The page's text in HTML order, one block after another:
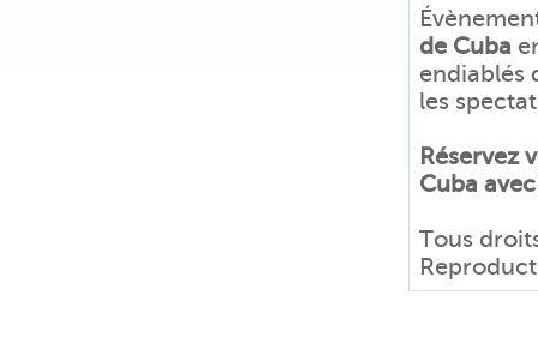
de Cuba
endiablés
les
Réservez
Cuba
Tous